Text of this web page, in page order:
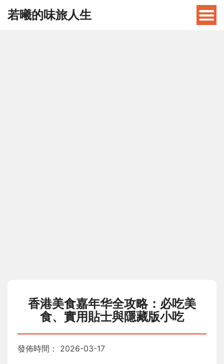
若曦的味旅人生
香港美食嘉年华全攻略：必吃美
食、實用貼士與隱藏版小吃
發佈時間： 2026-03-17